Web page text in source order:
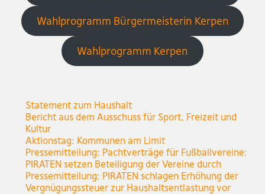
Wahlprogramm Bürgermeisterin Kerpen
Wahlprogramm Kerpen
Statement zum Haushalt
Bericht aus dem Ausschuss für Sport, Freizeit und
Kultur
Aktionstag: Kommunen am Limit
Pressemitteilung: Pachtverträge für Fußballvereine:
PIRATEN setzen Beteiligung der Vereine durch
Pressemitteilung: PIRATEN schlagen Erhöhung der
Vergnügungssteuer zur Haushaltsentlastung vor